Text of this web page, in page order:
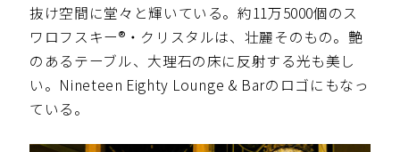
抜け空間に堂々と輝いている。約11万5000個のス
ワロフスキー®・クリスタルは、壮麗そのもの。艶
のあるテーブル、大理石の床に反射する光も美し
い。Nineteen Eighty Lounge & Barのロゴにもなっ
ている。